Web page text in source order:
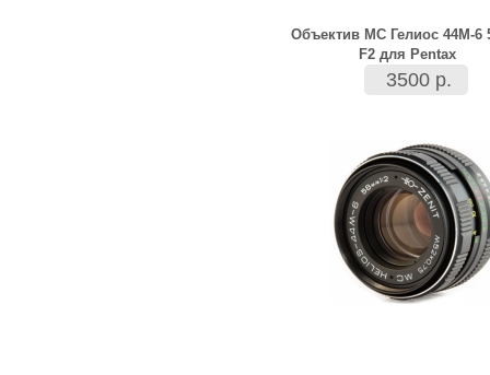
Объектив МС Гелиос 44М-6
F2 для Pentax
3500 р.